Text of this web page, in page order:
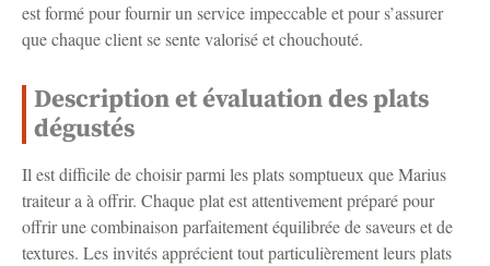
est formé pour fournir un service impeccable et pour s’assurer
que chaque client se sente valorisé et chouchouté.
Description et évaluation des plats
dégustés
Il est difficile de choisir parmi les plats somptueux que Marius
traiteur a à offrir. Chaque plat est attentivement préparé pour
offrir une combinaison parfaitement équilibrée de saveurs et de
textures. Les invités apprécient tout particulièrement leurs plats